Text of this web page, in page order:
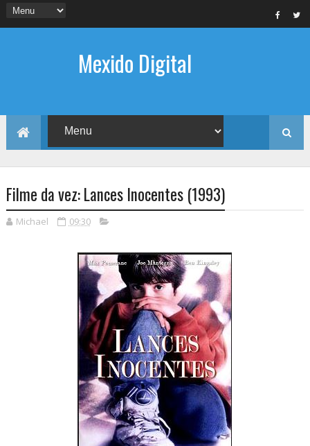
Mexido Digital
Filme da vez: Lances Inocentes (1993)
Michael 09:30